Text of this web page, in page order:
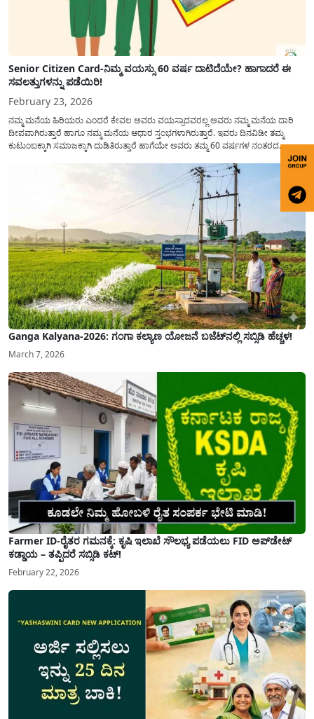
Senior Citizen Card-ನಿಮ್ಮ ವಯಸ್ಸು 60 ವರ್ಷ ದಾಟಿದೆಯೇ? ಹಾಗಾದರೆ ಈ
ಸವಲತ್ತುಗಳನ್ನು ಪಡೆಯಿರಿ!
February 23, 2026
ನಮ್ಮ ಮನೆಯ ಹಿರಿಯರು ಎಂದರೆ ಕೇವಲ ಅವರು ವಯಸ್ಸಾದವರಲ್ಲ ಅವರು ನಮ್ಮ ಮನೆಯ ದಾರಿ
ದೀಪವಾಗಿರುತ್ತಾರೆ ಹಾಗೂ ನಮ್ಮ ಮನೆಯ ಆಧಾರ ಸ್ತಂಭಗಳಾಗಿರುತ್ತಾರೆ. ಇವರು ದಿನವಿಡೀ ತಮ್ಮ
ಕುಟುಂಬಕ್ಕಾಗಿ ಸಮಾಜಕ್ಕಾಗಿ ದುಡಿತಿರುತ್ತಾರೆ ಹಾಗೆಯೇ ಅವರು ತಮ್ಮ 60 ವರ್ಷಗಳ ನಂತರದ
ಜೀವನವನ್ನು ನೆಮ್ಮದಿಯಿಂದ ಕಳೆಯಬೇಕೆಂಬುದು ಪ್ರತಿಯೊಬ್ಬರ ಕನಸಾಗಿರುತ್ತದೆ ಆದ್ದರಿಂದ ಸರ್ಕಾರವು
Ganga Kalyana-2026: ಗಂಗಾ ಕಲ್ಯಾಣ ಯೋಜನೆ ಬಜೆಟ್‌ನಲ್ಲಿ ಸಬ್ಸಿಡಿ ಹೆಚ್ಚಳ!
March 7, 2026
Farmer ID-ರೈತರ ಗಮನಕ್ಕೆ: ಕೃಷಿ ಇಲಾಖೆ ಸೌಲಭ್ಯ ಪಡೆಯಲು FID ಅಪ್‌ಡೇಟ್
ಕಡ್ಡಾಯ – ತಪ್ಪಿದರೆ ಸಬ್ಸಿಡಿ ಕಟ್!
February 22, 2026